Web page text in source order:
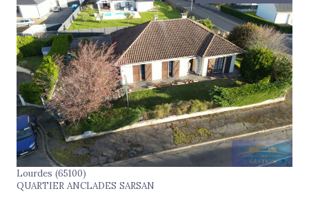
voir le bien
Lourdes (65100)
QUARTIER ANCLADES SARSAN